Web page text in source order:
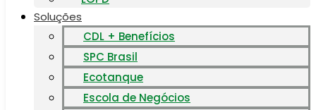
Soluções
CDL + Benefícios
SPC Brasil
Ecotanque
Escola de Negócios